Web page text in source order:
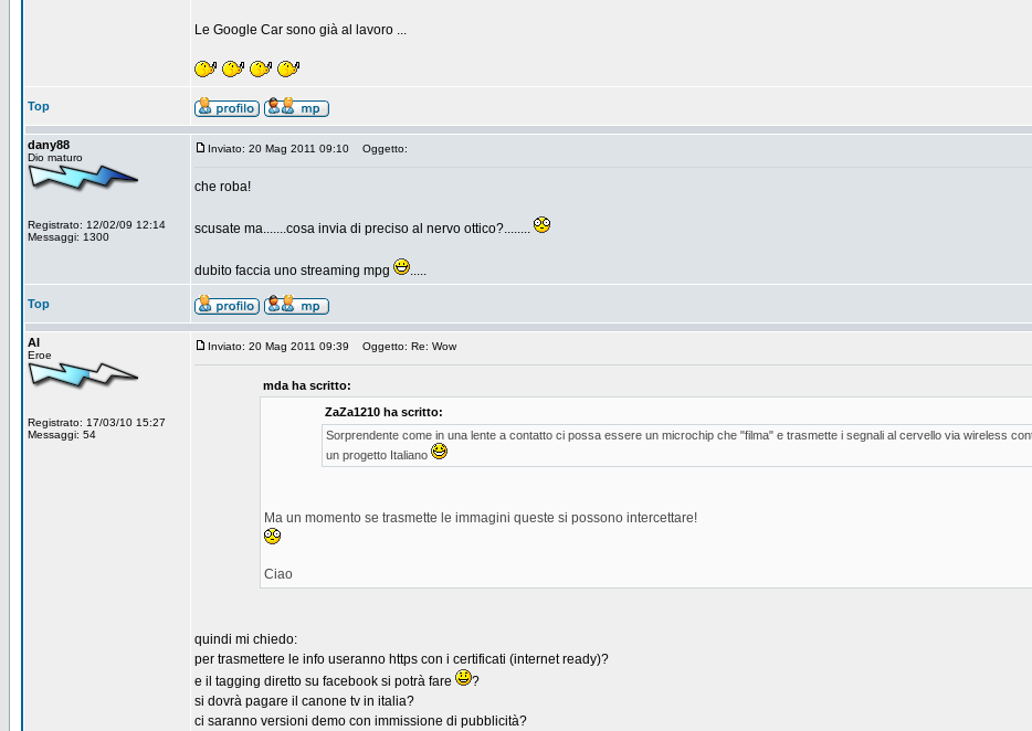
Le Google Car sono già al lavoro ...
Top
dany88
Dio maturo
Registrato: 12/02/09 12:14
Messaggi: 1300
Inviato: 20 Mag 2011 09:10 Oggetto:
che roba!
scusate ma.......cosa invia di preciso al nervo ottico?........
dubito faccia uno streaming mpg .....
Top
AI
Eroe
Registrato: 17/03/10 15:27
Messaggi: 54
Inviato: 20 Mag 2011 09:39 Oggetto: Re: Wow
mda ha scritto:
ZaZa1210 ha scritto:
Sorprendente come in una lente a contatto ci possa essere un microchip che "filma" e trasmette i segnali al cervello via wireless
un progetto Italiano
Ma un momento se trasmette le immagini queste si possono intercettare!
Ciao
quindi mi chiedo:
per trasmettere le info useranno https con i certificati (internet ready)?
e il tagging diretto su facebook si potrà fare
?
si dovrà pagare il canone tv in italia?
ci saranno versioni demo con immissione di pubblicità?